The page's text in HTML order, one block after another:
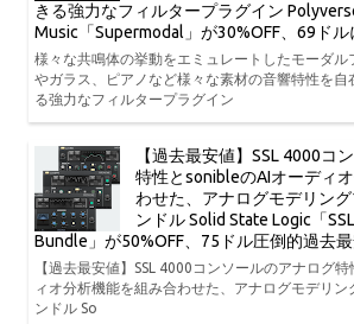
きる強力なフィルタープラグイン
Music「Supermodal」が30%OFF、69ドル
様々な共鳴体の挙動をエミュレートしたモーダル
やガラス、ピアノなど様々な素材の音響特性を自
る強力なフィルタープラグイン
【過去最安値】SSL 4000コ
特性とsonibleのAIオーディ
わせた、アナログモデリン
ンドル Solid State Logic「
Bundle」が50%OFF、75ドル圧倒的過去最
【過去最安値】SSL 4000コンソールのアナログ
ィオ分析機能を組み合わせた、アナログモデリ
ンドル So